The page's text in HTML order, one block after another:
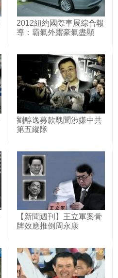
2012紐約國際車展綜合報
導：霸氣外露豪氣盡顯
劉醇逸募款醜聞涉嫌中共
第五縱隊
【新聞週刊】王立軍案骨
牌效應推倒周永康